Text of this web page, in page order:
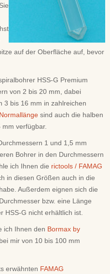
auf der Oberfläche auf, bevor
HSS-G Premium
von 2 bis 20 mm, dabei
3 bis 16 mm in zahlreichen
Normallänge sind auch die halben
verfügbar.
1 und 1,5 mm
Bohrer in den Durchmessern
ich Ihnen die rictools / FAMAG
in diesen Größen auch in die
Außerdem eignen sich die
bzw. eine Länge
HSS-G nicht erhältlich ist.
ich Ihnen den Bormax by
mir von 10 bis 100 mm
erwähnten FAMAG